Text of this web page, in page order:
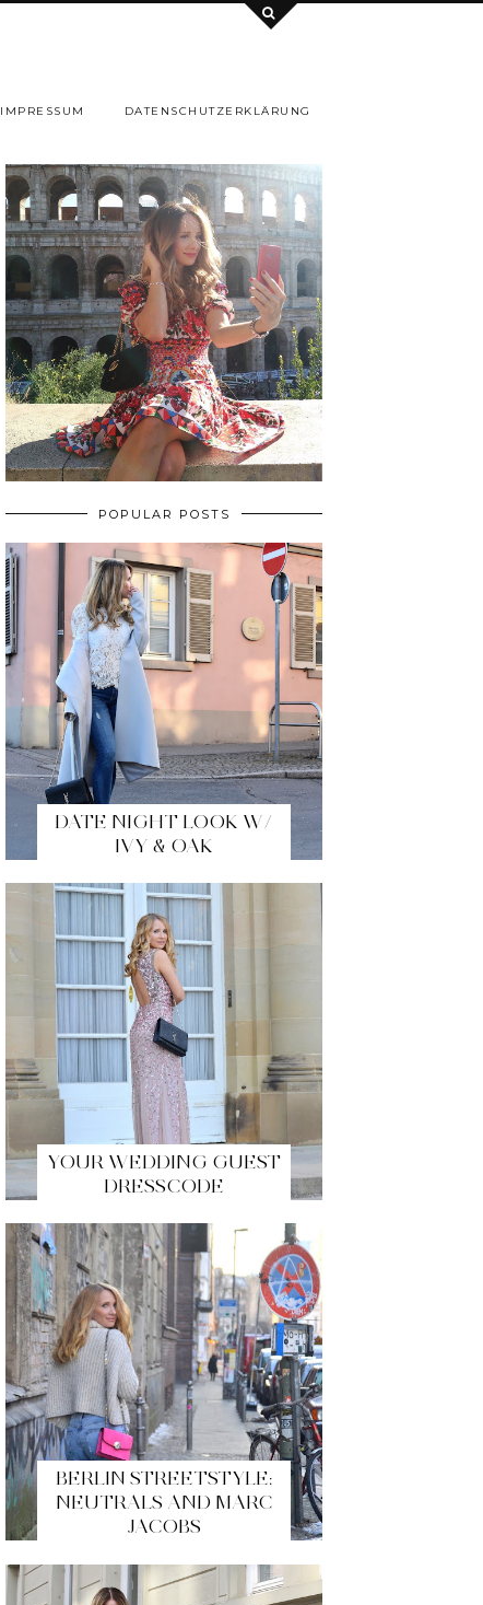
IMPRESSUM DATENSCHUTZERKLÄRUNG
POPULAR POSTS
DATE NIGHT LOOK W/
IVY & OAK
YOUR WEDDING GUEST
DRESSCODE
BERLIN STREETSTYLE:
NEUTRALS AND MARC
JACOBS